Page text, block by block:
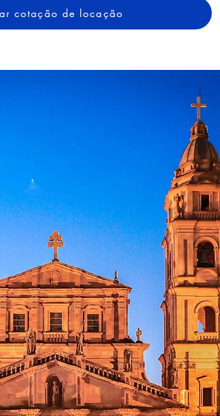
cotação de locação